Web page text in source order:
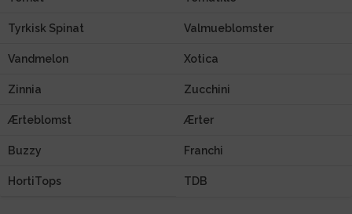
Tyrkisk Spinat Valmueblomster
Vandmelon Xotica
Zinnia Zucchini
Ærteblomst Ærter
Buzzy Franchi
HortiTops TDB